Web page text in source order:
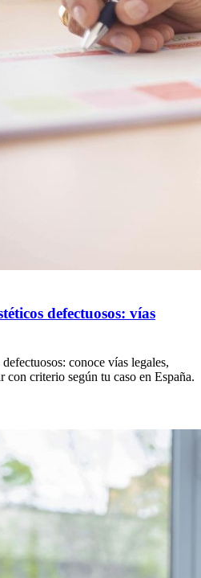
defectuosos: vías
conoce vías legales,
con criterio según tu caso en España.